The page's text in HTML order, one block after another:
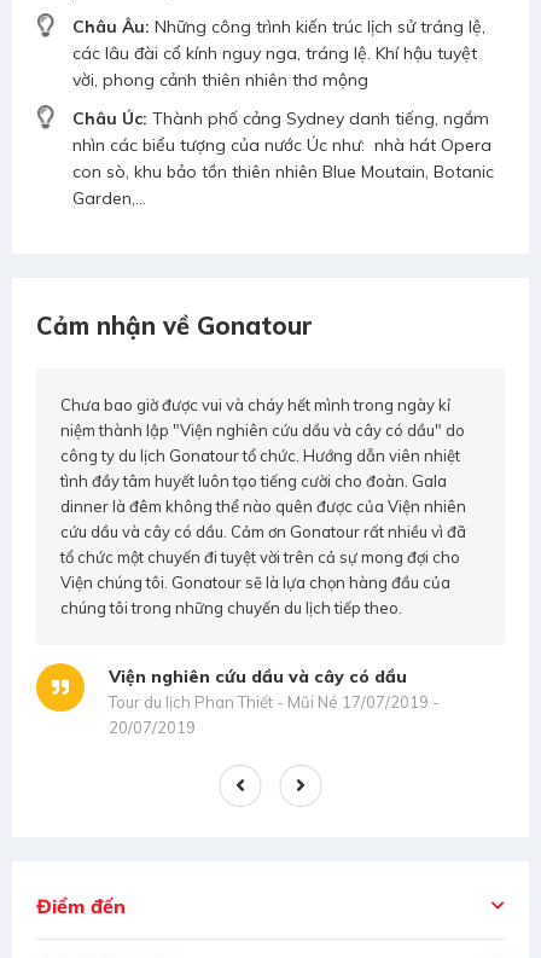
Châu Âu: Những công trình kiến trúc lịch sử tráng lệ,
các lâu đài cổ kính nguy nga, tráng lệ. Khí hậu tuyệt
vời, phong cảnh thiên nhiên thơ mộng
Châu Úc: Thành phố cảng Sydney danh tiếng, ngắm
nhìn các biểu tượng của nước Úc như: nhà hát Opera
con sò, khu bảo tồn thiên nhiên Blue Moutain, Botanic
Garden,...
Cảm nhận về Gonatour
Chưa bao giờ được vui và cháy hết mình trong ngày kỉ
niệm thành lập "Viện nghiên cứu dầu và cây có dầu" do
công ty du lịch Gonatour tổ chức. Hướng dẫn viên nhiệt
tình đầy tâm huyết luôn tạo tiếng cười cho đoàn. Gala
dinner là đêm không thể nào quên được của Viện nhiên
cứu dầu và cây có dầu. Cảm ơn Gonatour rất nhiều vì đã
tổ chức một chuyến đi tuyệt vời trên cả sự mong đợi cho
Viện chúng tôi. Gonatour sẽ là lựa chọn hàng đầu của
chúng tôi trong những chuyến du lịch tiếp theo.
Viện nghiên cứu dầu và cây có dầu
Tour du lịch Phan Thiết - Mũi Né 17/07/2019 -
20/07/2019
Điểm đến